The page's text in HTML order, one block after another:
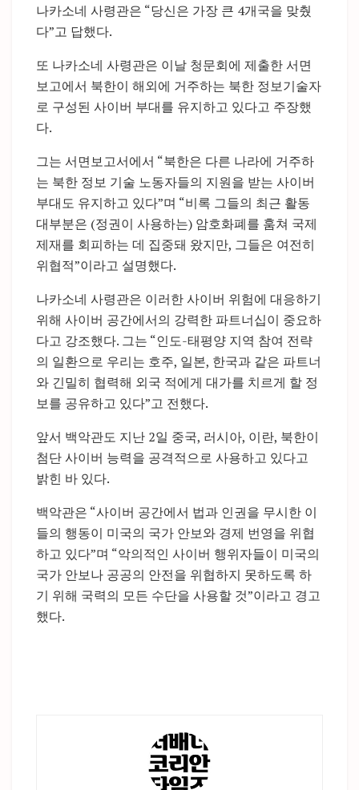
나카소네 사령관은 “당신은 가장 큰 4개국을 맞췄
다”고 답했다.
또 나카소네 사령관은 이날 청문회에 제출한 서면
보고에서 북한이 해외에 거주하는 북한 정보기술자
로 구성된 사이버 부대를 유지하고 있다고 주장했
다.
그는 서면보고서에서 “북한은 다른 나라에 거주하
는 북한 정보 기술 노동자들의 지원을 받는 사이버
부대도 유지하고 있다”며 “비록 그들의 최근 활동
대부분은 (정권이 사용하는) 암호화폐를 훔쳐 국제
제재를 회피하는 데 집중돼 왔지만, 그들은 여전히
위협적”이라고 설명했다.
나카소네 사령관은 이러한 사이버 위험에 대응하기
위해 사이버 공간에서의 강력한 파트너십이 중요하
다고 강조했다. 그는 “인도-태평양 지역 참여 전략
의 일환으로 우리는 호주, 일본, 한국과 같은 파트너
와 긴밀히 협력해 외국 적에게 대가를 치르게 할 정
보를 공유하고 있다”고 전했다.
앞서 백악관도 지난 2일 중국, 러시아, 이란, 북한이
첨단 사이버 능력을 공격적으로 사용하고 있다고
밝힌 바 있다.
백악관은 “사이버 공간에서 법과 인권을 무시한 이
들의 행동이 미국의 국가 안보와 경제 번영을 위협
하고 있다”며 “악의적인 사이버 행위자들이 미국의
국가 안보나 공공의 안전을 위협하지 못하도록 하
기 위해 국력의 모든 수단을 사용할 것”이라고 경고
했다.